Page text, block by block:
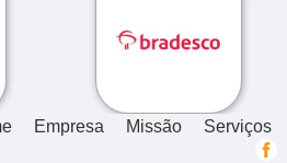
Empresa Missão Serviços